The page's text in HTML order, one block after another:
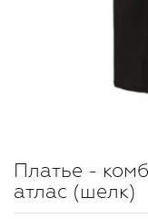
Платье -
атлас (шелк)